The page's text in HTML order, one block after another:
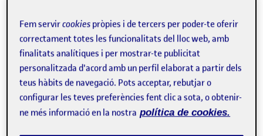
Semestre 20152 - Aula 1 UOC
UOC
Entrega Guión Reto 3
Fem servircookies pròpies i de tercers per poder-te oferir
correctament totes les funcionalitats del lloc web, amb
finalitats analítiques i per mostrar-te publicitat
personalitzada d'acord amb un perfil elaborat a partir dels
teus hàbits de navegació. Pots acceptar, rebutjar o
configurar les teves preferències fent clic a sota, o obtenir-
ne més informació en la nostra política de cookies.